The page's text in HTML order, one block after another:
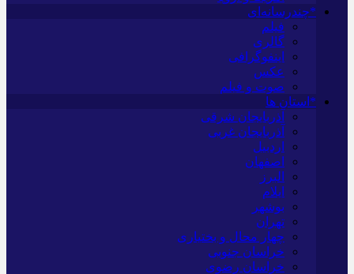
*چندرسانه‌ای
فیلم
گالری
اینفوگرافی
عکس
صوت و فیلم
*استان ها
آذربایجان شرقی
آذربایجان غربی
اردبیل
اصفهان
البرز
ایلام
بوشهر
تهران
چهار محال و بختیاری
خراسان جنوبی
خراسان رضوی